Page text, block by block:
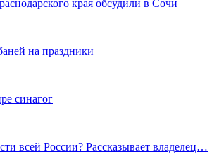
края обсудили в Сочи
на праздники
синагог
всей России? Рассказывает владелец…